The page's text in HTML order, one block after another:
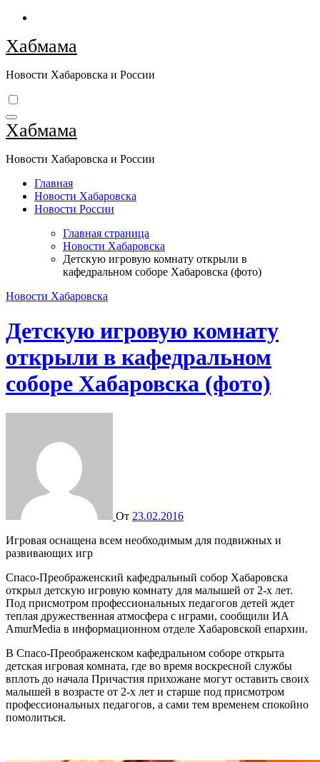
Перейти
содержимому
Хабмама
Новости Хабаровска и России
Хабмама
Новости Хабаровска и России
Главная
Новости Хабаровска
Новости России
Главная страница
Новости Хабаровска
Детскую игровую комнату открыли в
кафедральном соборе Хабаровска (фото)
Новости Хабаровска
Детскую игровую комнату
открыли в кафедральном
соборе Хабаровска (фото)
От 23.02.2016
Игровая оснащена всем необходимым для подвижных и
развивающих игр
Спасо-Преображенский кафедральный собор Хабаровска
открыл детскую игровую комнату для малышей от 2-х лет.
Под присмотром профессиональных педагогов детей ждет
теплая дружественная атмосфера с играми, сообщили ИА
AmurMedia в информационном отделе Хабаровской епархии.
В Спасо-Преображенском кафедральном соборе открыта
детская игровая комната, где во время воскресной службы
вплоть до начала Причастия прихожане могут оставить своих
малышей в возрасте от 2-х лет и старше под присмотром
профессиональных педагогов, а сами тем временем спокойно
помолиться.